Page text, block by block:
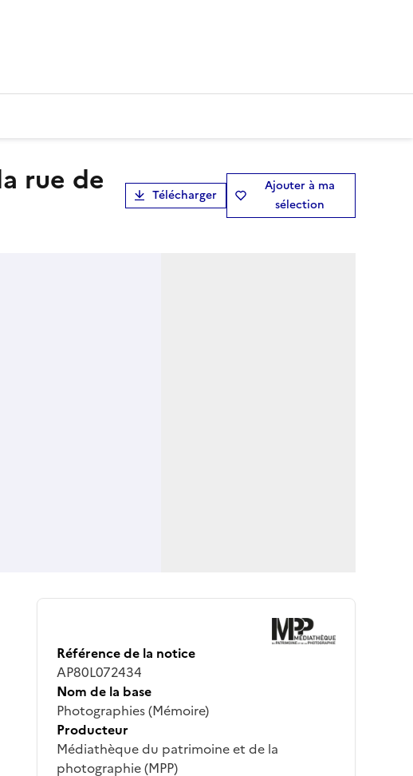
Télécharger
Ajouter à ma
sélection
Référence de la notice
AP80L072434
Nom de la base
Photographies (Mémoire)
Producteur
Médiathèque du patrimoine et de la
photographie (MPP)